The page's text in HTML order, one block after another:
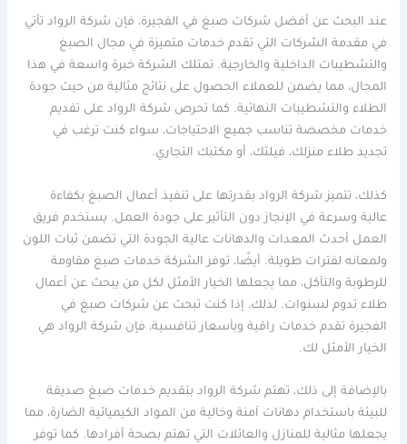
عند البحث عن أفضل شركات صبغ في الفجيرة، فإن شركة الرواد تأتي
في مقدمة الشركات التي تقدم خدمات متميزة في مجال الصبغ
والتشطيبات الداخلية والخارجية. تمتلك الشركة خبرة واسعة في هذا
المجال، مما يضمن للعملاء الحصول على نتائج مثالية من حيث جودة
الطلاء والتشطيبات النهائية. كما تحرص شركة الرواد على تقديم
خدمات مخصصة تناسب جميع الاحتياجات، سواء كنت ترغب في
تجديد طلاء منزلك، فيلتك، أو مكتبك التجاري.
كذلك، تتميز شركة الرواد بقدرتها على تنفيذ أعمال الصبغ بكفاءة
عالية وسرعة في الإنجاز دون التأثير على جودة العمل. يستخدم فريق
العمل أحدث المعدات والدهانات عالية الجودة التي تضمن ثبات اللون
ولمعانه لفترات طويلة. أيضًا، توفر الشركة خدمات صبغ مقاومة
للرطوبة والتآكل، مما يجعلها الخيار الأمثل لكل من يبحث عن أعمال
طلاء تدوم لسنوات. لذلك، إذا كنت تبحث عن شركات صبغ في
الفجيرة تقدم خدمات راقية وبأسعار تنافسية، فإن شركة الرواد هي
الخيار الأمثل لك.
بالإضافة إلى ذلك، تهتم شركة الرواد بتقديم خدمات صبغ صديقة
للبيئة باستخدام دهانات آمنة وخالية من المواد الكيميائية الضارة، مما
يجعلها مثالية للمنازل والعائلات التي تهتم بصحة أفرادها. كما توفر